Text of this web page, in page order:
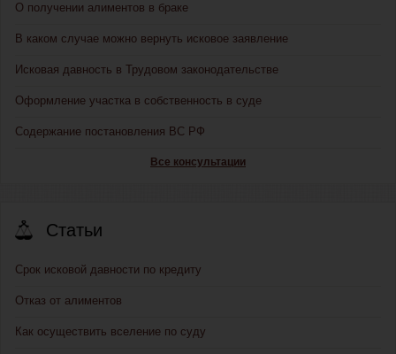
О получении алиментов в браке
В каком случае можно вернуть исковое заявление
Исковая давность в Трудовом законодательстве
Оформление участка в собственность в суде
Содержание постановления ВС РФ
Все консультации
Статьи
Срок исковой давности по кредиту
Отказ от алиментов
Как осуществить вселение по суду